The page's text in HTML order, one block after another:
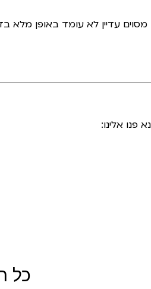
מסוים עדיין לא עומד באופן מלא
פנו אלינו:
כל